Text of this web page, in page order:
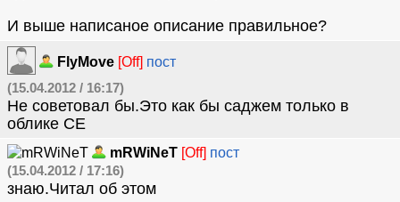
И выше написаное описание правильное?
FlyMove [Off] пост
(15.04.2012 / 16:17)
Не советовал бы.Это как бы саджем только в
облике СЕ
mRWiNeT [Off] пост
(15.04.2012 / 17:16)
знаю.Читал об этом